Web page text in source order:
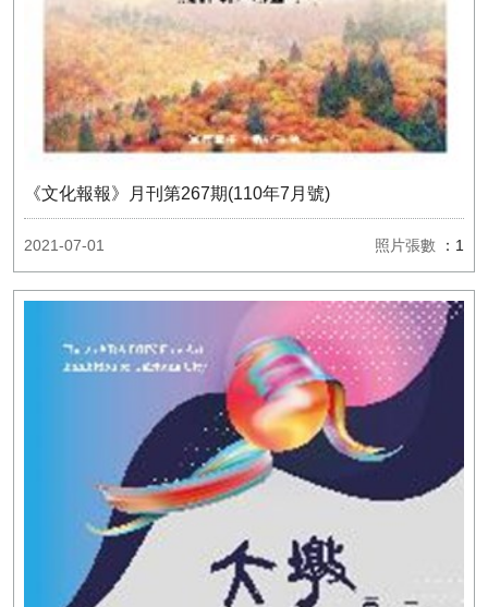
《文化報報》月刊第267期(110年7月號)
2021-07-01 照片張數 ：1